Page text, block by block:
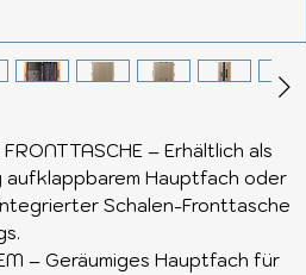
– Erhältlich als
aufklappbarem Hauptfach oder
Schalen-Fronttasche
– Geräumiges Hauptfach für